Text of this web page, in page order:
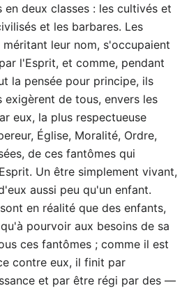
en deux classes : les cultivés et
et les barbares. Les
leur nom, s'occupaient
l'Esprit, et comme, pendant
la pensée pour principe, ils
exigèrent de tous, envers les
eux, la plus respectueuse
Église, Moralité, Ordre,
de ces fantômes qui
Un être simplement vivant,
aussi peu qu'un enfant.
en réalité que des enfants,
pourvoir aux besoins de sa
ces fantômes ; comme il est
contre eux, il finit par
et par être régi par des —